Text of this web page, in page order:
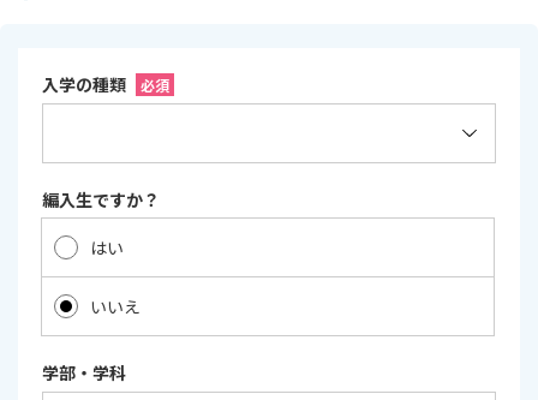
入学の種類 必須
編入生ですか？
はい
いいえ
学部・学科